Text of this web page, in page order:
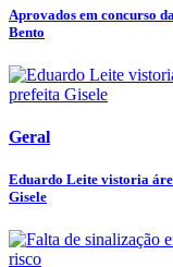
Aprovados em concurso
Bento
Geral
Eduardo Leite vistoria
Gisele